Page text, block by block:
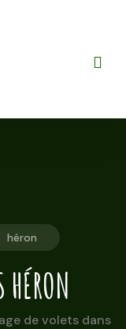
héron
de volets dans